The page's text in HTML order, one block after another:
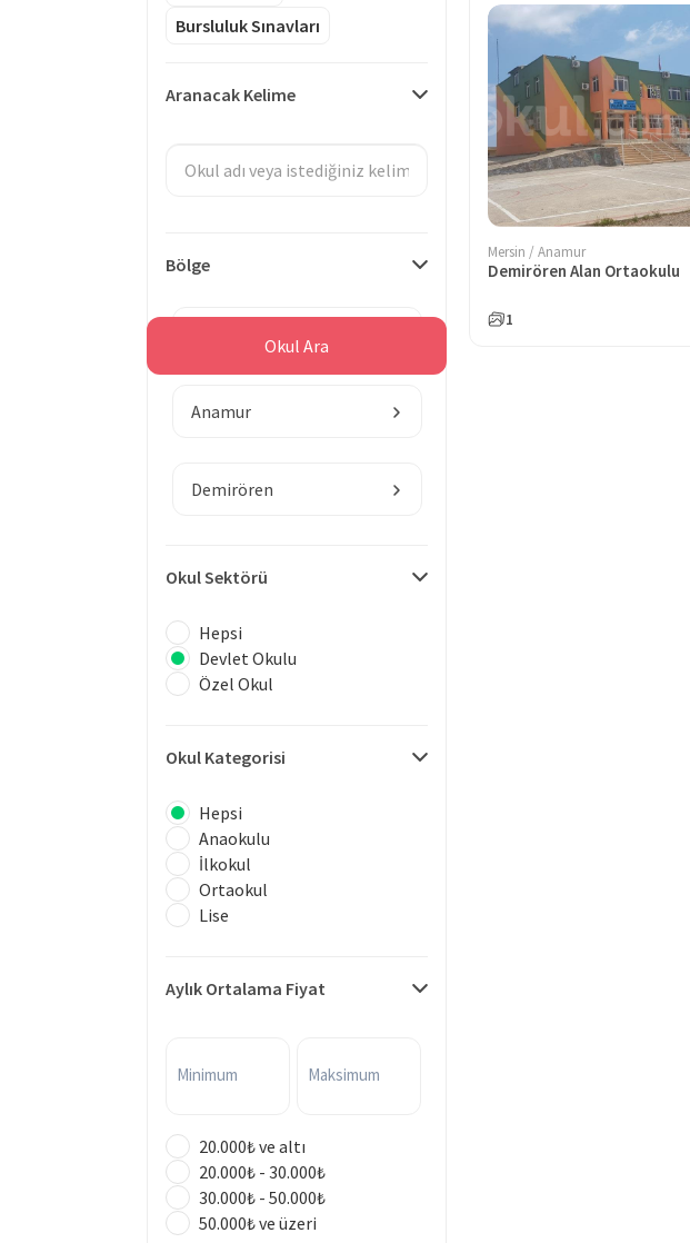
Bursluluk Sınavları
Aranacak Kelime
Bölge
Anamur
Demirören
Okul Sektörü
Hepsi
Devlet Okulu
Özel Okul
Okul Kategorisi
Hepsi
Anaokulu
İlkokul
Ortaokul
Lise
Aylık Ortalama Fiyat
Minimum Maksimum
20.000₺ ve altı
20.000₺ - 30.000₺
30.000₺ - 50.000₺
50.000₺ ve üzeri
Okul Ara
Mersin / Anamur
Demirören Alan Ortaokulu
1